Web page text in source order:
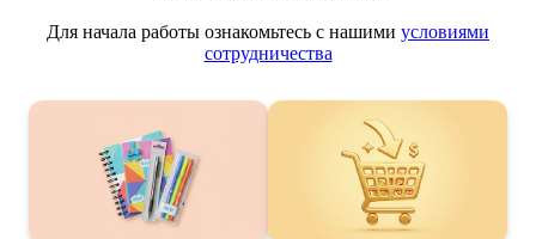
Для начала работы ознакомьтесь с нашими условиями
сотрудничества